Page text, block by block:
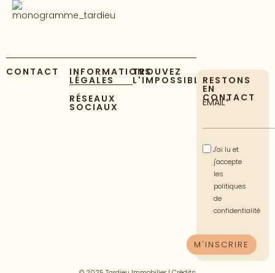
CONTACT INFORMATIONS
LÉGALES
RÉSEAUX
SOCIAUX
TROUVEZ
L'IMPOSSIBLERESTONS
EN
CONTACT
EMAIL*
J'ai lu et
j'accepte
les
politiques
de
confidentialité